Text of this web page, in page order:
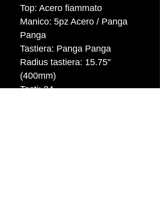
Top: Acero fiammato
Manico: 5pz Acero / Panga
Panga
Tastiera: Panga Panga
Radius tastiera: 15.75"
(400mm)
Tasti: 24